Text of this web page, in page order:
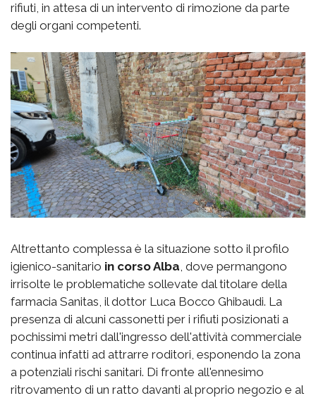
rifiuti, in attesa di un intervento di rimozione da parte
degli organi competenti.
Altrettanto complessa è la situazione sotto il profilo
igienico-sanitario in corso Alba, dove permangono
irrisolte le problematiche sollevate dal titolare della
farmacia Sanitas, il dottor Luca Bocco Ghibaudi. La
presenza di alcuni cassonetti per i rifiuti posizionati a
pochissimi metri dall'ingresso dell'attività commerciale
continua infatti ad attrarre roditori, esponendo la zona
a potenziali rischi sanitari. Di fronte all'ennesimo
ritrovamento di un ratto davanti al proprio negozio e al